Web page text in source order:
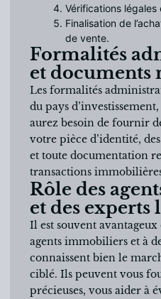
Vérifications
Finalisation de
de vente.
Formalités
et documents
Les formalités
du pays
aurez besoin de fournir
votre pièce d’identité,
et toute documentation
transactions
Rôle des
et des experts
Il est souvent
agents immobiliers et à
connaissent bien le
ciblé. Ils peuvent vous
précieuses, vous aider à